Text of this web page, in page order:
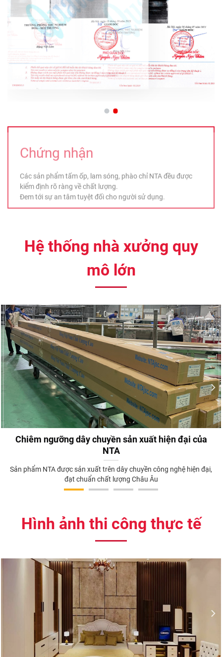
Chứng nhận
Các sản phẩm tấm ốp, lam sóng, phào chỉ NTA đều được
kiểm định rõ ràng về chất lượng.
Đem tới sự an tâm tuyệt đối cho người sử dụng.
Hệ thống nhà xưởng quy
mô lớn
Chiêm ngưỡng dây chuyền sản xuất hiện đại của
NTA
Sản phẩm NTA được sản xuất trên dây chuyền công nghệ hiện đại,
đạt chuẩn chất lượng Châu Âu
Hình ảnh thi công thực tế